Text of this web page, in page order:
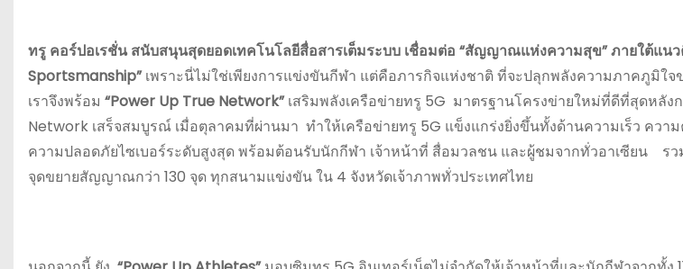
ทรู คอร์ปอเรชั่น สนับสนุนสุดยอดเทคโนโลยีสื่อสารเต็มระบบ เชื่อมต่อ “สัญญาณแห่งความสุข” ภายใต้แนว
Sportsmanship”เพราะนี่ไม่ใช่เพียงการแข่งขันกีฬา แต่คือภารกิจแห่งชาติ ที่จะปลุกพลังความภาคภูมิใจ
เราจึงพร้อม “Power Up True Network”เสริมพลังเครือข่ายทรู 5G มาตรฐานโครงข่ายใหม่ที่ดีที่สุดหลั
Network เสร็จสมบูรณ์ เมื่อตุลาคมที่ผ่านมา ทำให้เครือข่ายทรู 5G แข็งแกร่งยิ่งขึ้นทั้งด้านความเร็ว ควา
ความปลอดภัยไซเบอร์ระดับสูงสุด พร้อมต้อนรับนักกีฬา เจ้าหน้าที่ สื่อมวลชน และผู้ชมจากทั่วอาเซียน รว
จุดขยายสัญญาณกว่า 130 จุด ทุกสนามแข่งขัน ใน 4 จังหวัดเจ้าภาพทั่วประเทศไทย